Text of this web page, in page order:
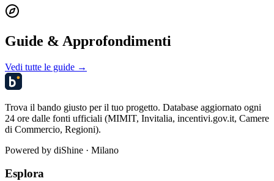
Guide & Approfondimenti
Vedi tutte le guide →
Trova il bando giusto per il tuo progetto. Database aggiornato ogni
24 ore dalle fonti ufficiali (MIMIT, Invitalia, incentivi.gov.it, Camere
di Commercio, Regioni).
Powered by diShine · Milano
Esplora